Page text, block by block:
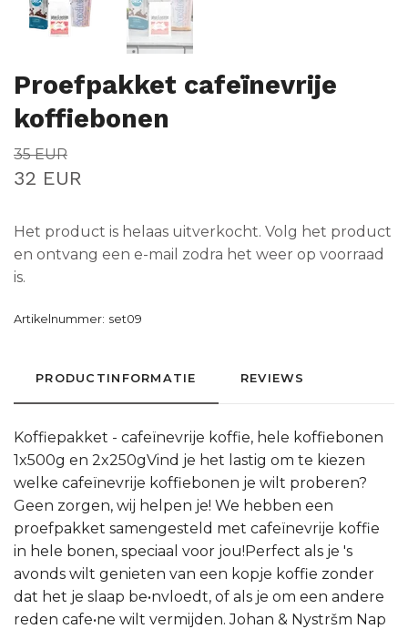
Proefpakket cafeïnevrije
koffiebonen
35 EUR
32 EUR
Het product is helaas uitverkocht. Volg het product
en ontvang een e-mail zodra het weer op voorraad
is.
Artikelnummer: set09
PRODUCTINFORMATIE REVIEWS
Koffiepakket - cafeïnevrije koffie, hele koffiebonen
1x500g en 2x250gVind je het lastig om te kiezen
welke cafeïnevrije koffiebonen je wilt proberen?
Geen zorgen, wij helpen je! We hebben een
proefpakket samengesteld met cafeïnevrije koffie
in hele bonen, speciaal voor jou!Perfect als je 's
avonds wilt genieten van een kopje koffie zonder
dat het je slaap be•nvloedt, of als je om een andere
reden cafe•ne wilt vermijden. Johan & Nystršm Nap